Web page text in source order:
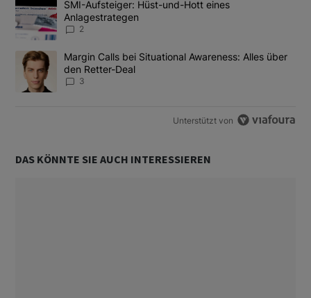
Ein Trendartikel mit dem Titel "SMI-Aufsteiger: Hüst-und-Hott
SMI-Aufsteiger: Hüst-und-Hott eines
Anlagestrategen
2
Ein Trendartikel mit dem Titel "Margin Calls bei Situational
Margin Calls bei Situational Awareness: Alles über
den Retter-Deal
3
Unterstützt von
DAS KÖNNTE SIE AUCH INTERESSIEREN